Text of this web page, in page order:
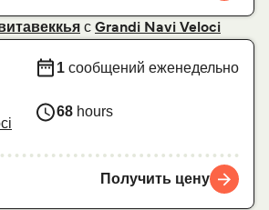
с Grandi Navi Veloci
1 сообщений еженедельно
68 hours
Получить цену